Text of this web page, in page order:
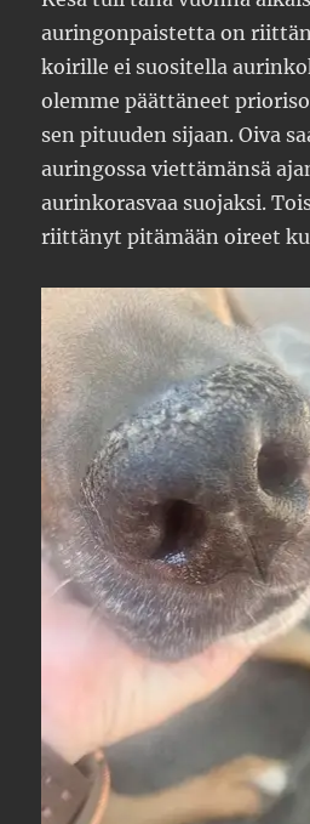
auringonpaistetta on
koirille ei suositella
olemme päättäneet
sen pituuden sijaan. Oiva
auringossa viettämänsä
aurinkorasvaa suojaksi.
riittänyt pitämään oireet